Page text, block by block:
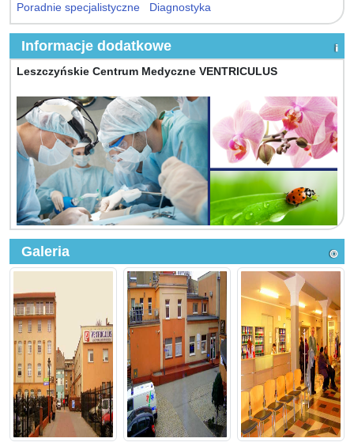
Poradnie specjalistyczne
Diagnostyka
Informacje dodatkowe
Leszczyńskie Centrum Medyczne VENTRICULUS
Galeria